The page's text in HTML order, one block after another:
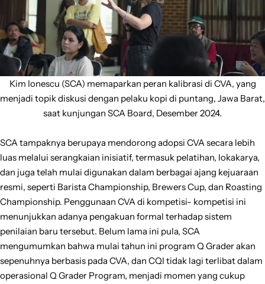
Kim Ionescu (SCA) memaparkan peran kalibrasi di CVA, yang
menjadi topik diskusi dengan pelaku kopi di puntang, Jawa Barat,
saat kunjungan SCA Board, Desember 2024.
SCA tampaknya berupaya mendorong adopsi CVA secara lebih
luas melalui serangkaian inisiatif, termasuk pelatihan, lokakarya,
dan juga telah mulai digunakan dalam berbagai ajang kejuaraan
resmi, seperti Barista Championship, Brewers Cup, dan Roasting
Championship. Penggunaan CVA di kompetisi- kompetisi ini
menunjukkan adanya pengakuan formal terhadap sistem
penilaian baru tersebut. Belum lama ini pula, SCA
mengumumkan bahwa mulai tahun ini program Q Grader akan
sepenuhnya berbasis pada CVA, dan CQI tidak lagi terlibat dalam
operasional Q Grader Program, menjadi momen yang cukup